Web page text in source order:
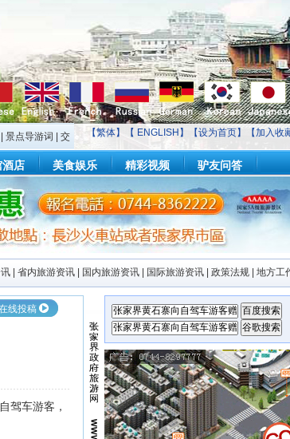
【繁体】【 ENGLISH 】【设为首页】【加入收
景点导游词
交
酒店 美食娱乐 精彩视频 驴友问答
省内旅游资讯 国内旅游资讯 国际旅游资讯 政策法规 地方工
线投稿
驾车游客，